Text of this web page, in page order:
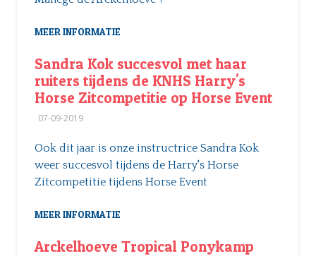
MEER INFORMATIE
Sandra Kok succesvol met haar
ruiters tijdens de KNHS Harry's
Horse Zitcompetitie op Horse Event
07-09-2019
Ook dit jaar is onze instructrice Sandra Kok
weer succesvol tijdens de Harry's Horse
Zitcompetitie tijdens Horse Event
MEER INFORMATIE
Arckelhoeve Tropical Ponykamp